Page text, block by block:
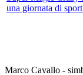
una giornata di
Marco Cavallo -